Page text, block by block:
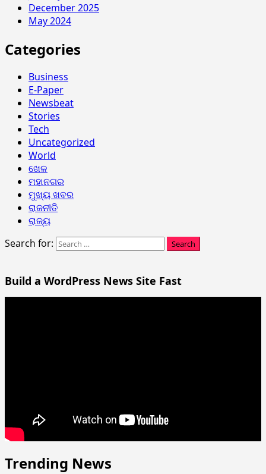
December 2025
May 2024
Categories
Business
E-Paper
Newsbeat
Stories
Tech
Uncategorized
World
ଖେଳ
ମହାନଗର
ମୁଖ୍ୟ ଖବର
ରାଜନୀତି
ରାଜ୍ୟ
Search for:
Build a WordPress News Site Fast
Trending News